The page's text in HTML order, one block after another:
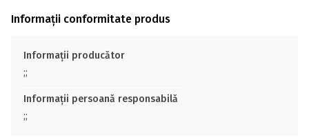
Informații conformitate produs
Informații producător
;;
Informații persoană responsabilă
;;